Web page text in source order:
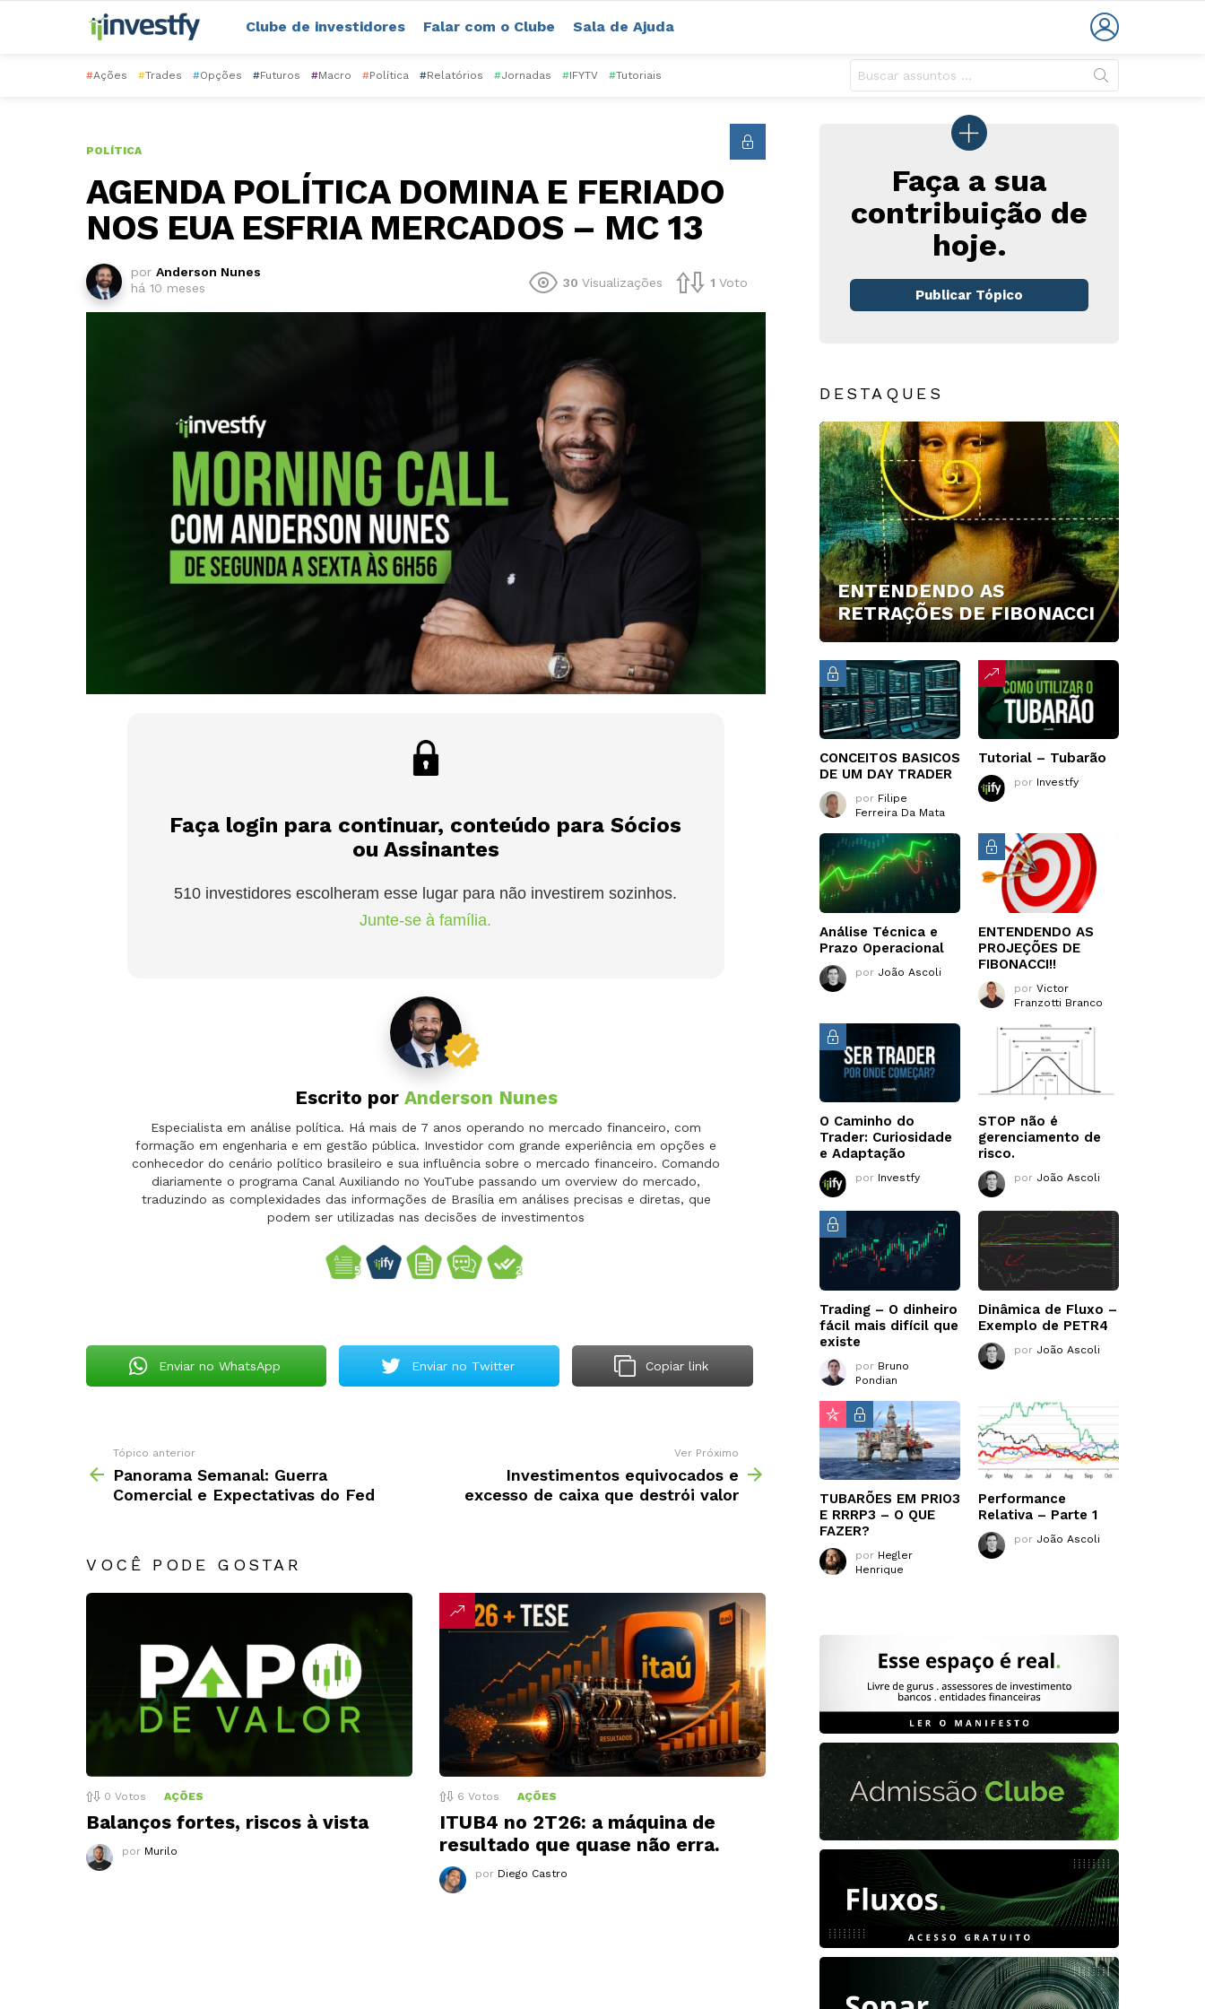
Clube de investidores Falar com o Clube Sala de Ajuda
#Ações #Trades #Opções #Futuros #Macro #Política #Relatórios #Jornadas #IFYTV #Tutoriais
POLÍTICA
AGENDA POLÍTICA DOMINA E FERIADO
NOS EUA ESFRIA MERCADOS – MC 13
por Anderson Nunes
há 10 meses
30 Visualizações 1 Voto
Faça login para continuar, conteúdo para Sócios
ou Assinantes
510 investidores escolheram esse lugar para não investirem sozinhos.
Junte-se à família.
Escrito por Anderson Nunes
Especialista em análise política. Há mais de 7 anos operando no mercado financeiro, com
formação em engenharia e em gestão pública. Investidor com grande experiência em opções e
conhecedor do cenário político brasileiro e sua influência sobre o mercado financeiro. Comando
diariamente o programa Canal Auxiliando no YouTube passando um overview do mercado,
traduzindo as complexidades das informações de Brasília em análises precisas e diretas, que
podem ser utilizadas nas decisões de investimentos
Enviar no WhatsApp Enviar no Twitter Copiar link
Tópico anterior
Panorama Semanal: Guerra
Comercial e Expectativas do Fed
Ver Próximo
Investimentos equivocados e
excesso de caixa que destrói valor
VOCÊ PODE GOSTAR
0 Votos AÇÕES
Balanços fortes, riscos à vista
por Murilo
6 Votos AÇÕES
ITUB4 no 2T26: a máquina de
resultado que quase não erra.
por Diego Castro
Faça a sua
contribuição de
hoje.
Publicar Tópico
DESTAQUES
ENTENDENDO AS
RETRAÇÕES DE FIBONACCI
CONCEITOS BASICOS
DE UM DAY TRADER
por Filipe
Ferreira Da Mata
Tutorial – Tubarão
por Investfy
Análise Técnica e
Prazo Operacional
por João Ascoli
ENTENDENDO AS
PROJEÇÕES DE
FIBONACCI!!
por Victor
Franzotti Branco
O Caminho do
Trader: Curiosidade
e Adaptação
por Investfy
STOP não é
gerenciamento de
risco.
por João Ascoli
Trading – O dinheiro
fácil mais difícil que
existe
por Bruno
Pondian
Dinâmica de Fluxo –
Exemplo de PETR4
por João Ascoli
TUBARÕES EM PRIO3
E RRRP3 – O QUE
FAZER?
por Hegler
Henrique
Performance
Relativa – Parte 1
por João Ascoli